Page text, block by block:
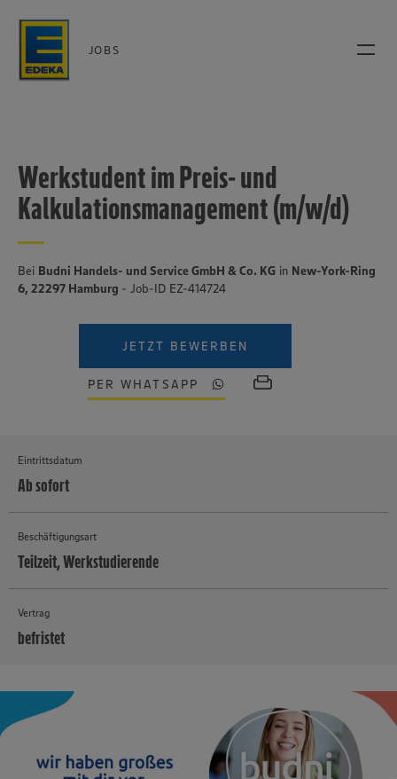
JOBS
Werkstudent im Preis- und
Kalkulationsmanagement (m/w/d)
Bei Budni Handels- und Service GmbH & Co. KG in New-York-Ring
6, 22297 Hamburg - Job-ID EZ-414724
JETZT BEWERBEN
PER WHATSAPP
Eintrittsdatum
Ab sofort
Beschäftigungsart
Teilzeit, Werkstudierende
Vertrag
befristet